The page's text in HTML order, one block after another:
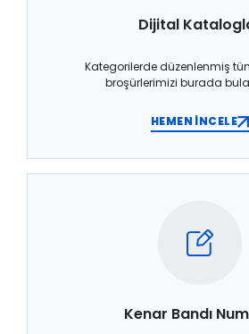
Dijital
Kategorilerde düzenlenmiş
broşürlerimizi burada
HEMEN İNCELE
Kenar Bandı